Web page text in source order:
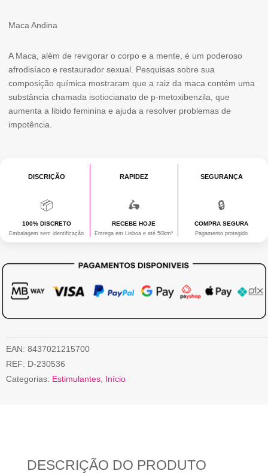
Maca Andina
A Maca, além de revigorar o corpo e a mente, é um poderoso
afrodisíaco e restaurador sexual. Pesquisas sobre sua
composição química mostraram que a raiz da maca contém uma
substância chamada isotiocianato de p-metoxibenzila, que
aumenta a libido feminina e ajuda a resolver problemas de
impotência.
DISCRIÇÃO
📦
100% DISCRETO
Embalagem sem identificação
RAPIDEZ
🛵
RECEBE HOJE
Entrega em Lisboa e até 50km*
SEGURANÇA
🔒
COMPRA SEGURA
Pagamento protegido
EAN: 8437021215700
REF: D-230536
Categorias: Estimulantes Início
DESCRIÇÃO DO PRODUTO